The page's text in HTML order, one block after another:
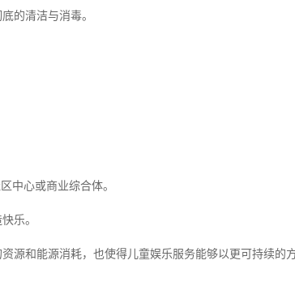
的清洁与消毒。
中心或商业综合体。
乐。
源和能源消耗，也使得儿童娱乐服务能够以更可持续的方